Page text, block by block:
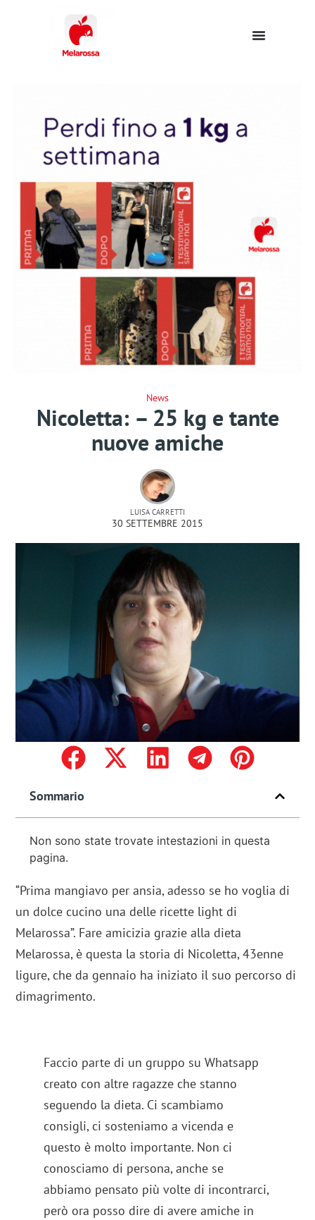
News
Nicoletta: – 25 kg e tante
nuove amiche
LUISA CARRETTI
30 SETTEMBRE 2015
Sommario
Non sono state trovate intestazioni in questa
pagina.
“Prima mangiavo per ansia, adesso se ho voglia di
un dolce cucino una delle ricette light di
Melarossa”. Fare amicizia grazie alla dieta
Melarossa, è questa la storia di Nicoletta, 43enne
ligure, che da gennaio ha iniziato il suo percorso di
dimagrimento.
Faccio parte di un gruppo su Whatsapp
creato con altre ragazze che stanno
seguendo la dieta. Ci scambiamo
consigli, ci sosteniamo a vicenda e
questo è molto importante. Non ci
conosciamo di persona, anche se
abbiamo pensato più volte di incontrarci,
però ora posso dire di avere amiche in